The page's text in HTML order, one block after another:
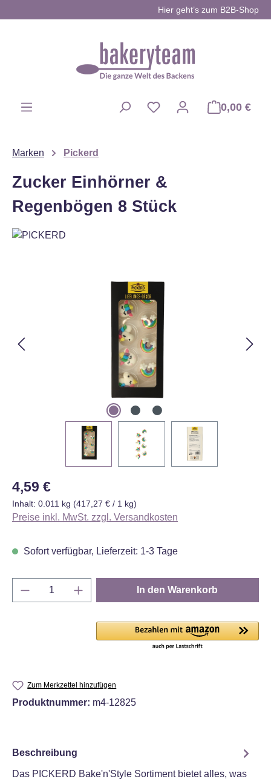
Hier geht’s zum B2B-Shop
0,00 €
Marken Pickerd
Zucker Einhörner &
Regenbögen 8 Stück
Regulärer Preis:
4,59 €
Inhalt: 0.011 kg (417,27 € / 1 kg)
Preise inkl. MwSt. zzgl. Versandkosten
Sofort verfügbar, Lieferzeit: 1-3 Tage
Produkt Anzahl: Gib den gewünschten
In den Warenkorb
Zum Merkzettel hinzufügen
Produktnummer: m4-12825
Beschreibung
Das PICKERD Bake'n'Style Sortiment bietet alles, was